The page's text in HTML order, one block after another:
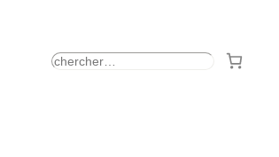
rechercher